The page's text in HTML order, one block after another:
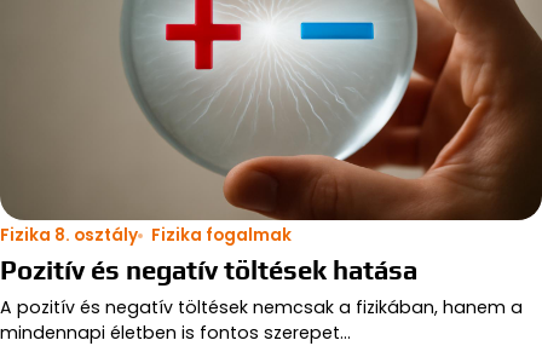
Fizika 8. osztály Fizika fogalmak
Pozitív és negatív töltések hatása
A pozitív és negatív töltések nemcsak a fizikában, hanem a
mindennapi életben is fontos szerepet…